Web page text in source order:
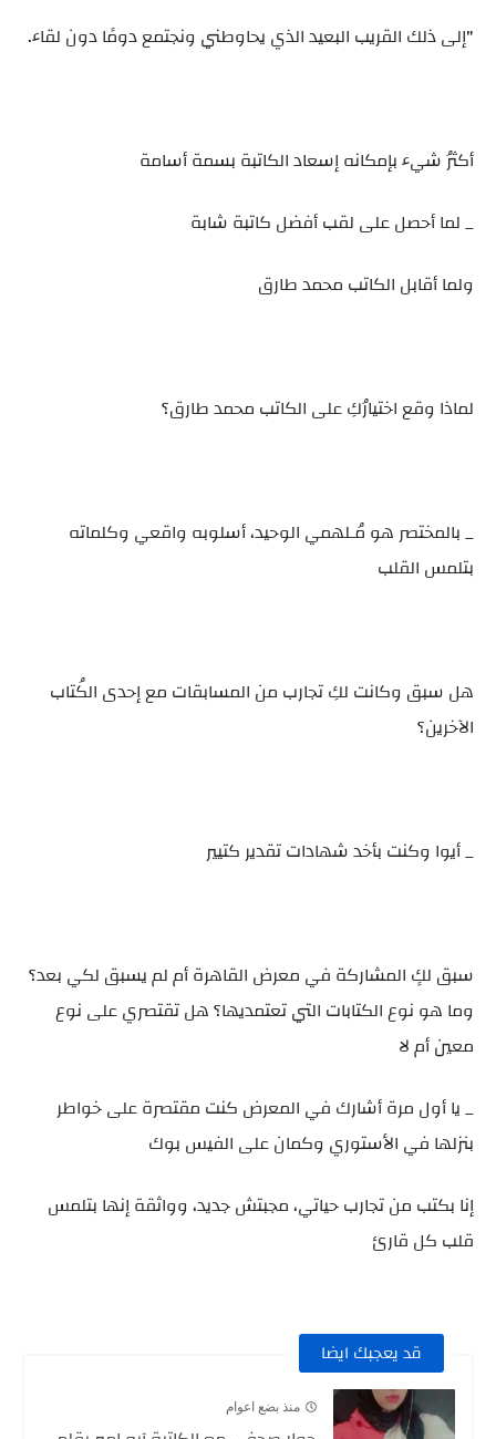
"إلى ذلك القريب البعيد الذي يحاوطني ونجتمع دومًا دون لقاء.
أكثرُ شيء بإمكانه إسعاد الكاتبة بسمة أسامة
_ لما أحصل على لقب أفضل كاتبة شابة
ولما أقابل الكاتب محمد طارق
لماذا وقع اختيارُكِ على الكاتب محمد طارق؟
_ بالمختصر هو مُـلهمي الوحيد، أسلوبه واقعي وكلماته
بتلمس القلب
هل سبق وكانت لكِ تجارب من المسابقات مع إحدى الكُتاب
الآخرين؟
_ أيوا وكنت بأخد شهادات تقدير كتيير
سبق لكٍ المشاركة في معرض القاهرة أم لم يسبق لكي بعد؟
وما هو نوع الكتابات التي تعتمديها؟ هل تقتصري على نوع
معين أم لا
_ يا أول مرة أشارك في المعرض كنت مقتصرة على خواطر
بنزلها في الأستوري وكمان على الفيس بوك
إنا بكتب من تجارب حياتي، مجبتش جديد، وواثقة إنها بتلمس
قلب كل قارئ
قد يعجبك ايضا
منذ بضع اعوام